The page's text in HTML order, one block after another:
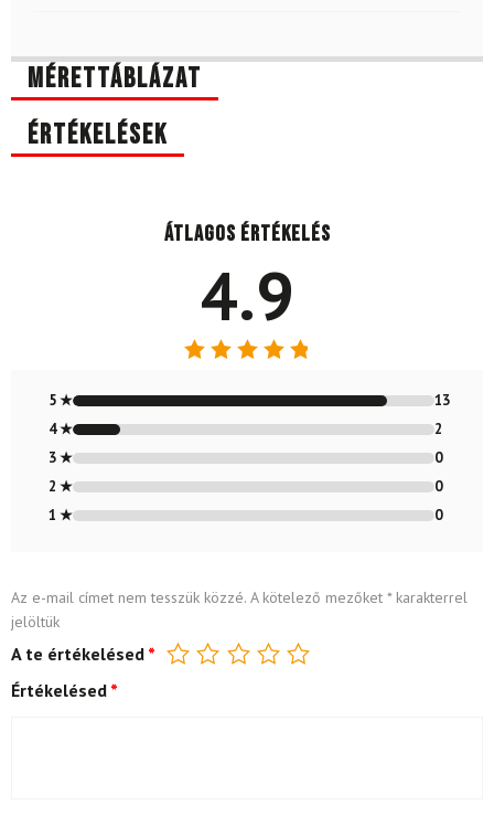
Mérettáblázat
Értékelések
Átlagos értékelés
4.9
4.87/ 5
5 ★
13
4 ★
2
3 ★
0
2 ★
0
1 ★
0
Az e-mail címet nem tesszük közzé. A kötelező mezőket *karakterrel
jelöltük
A te értékelésed *
Értékelésed *